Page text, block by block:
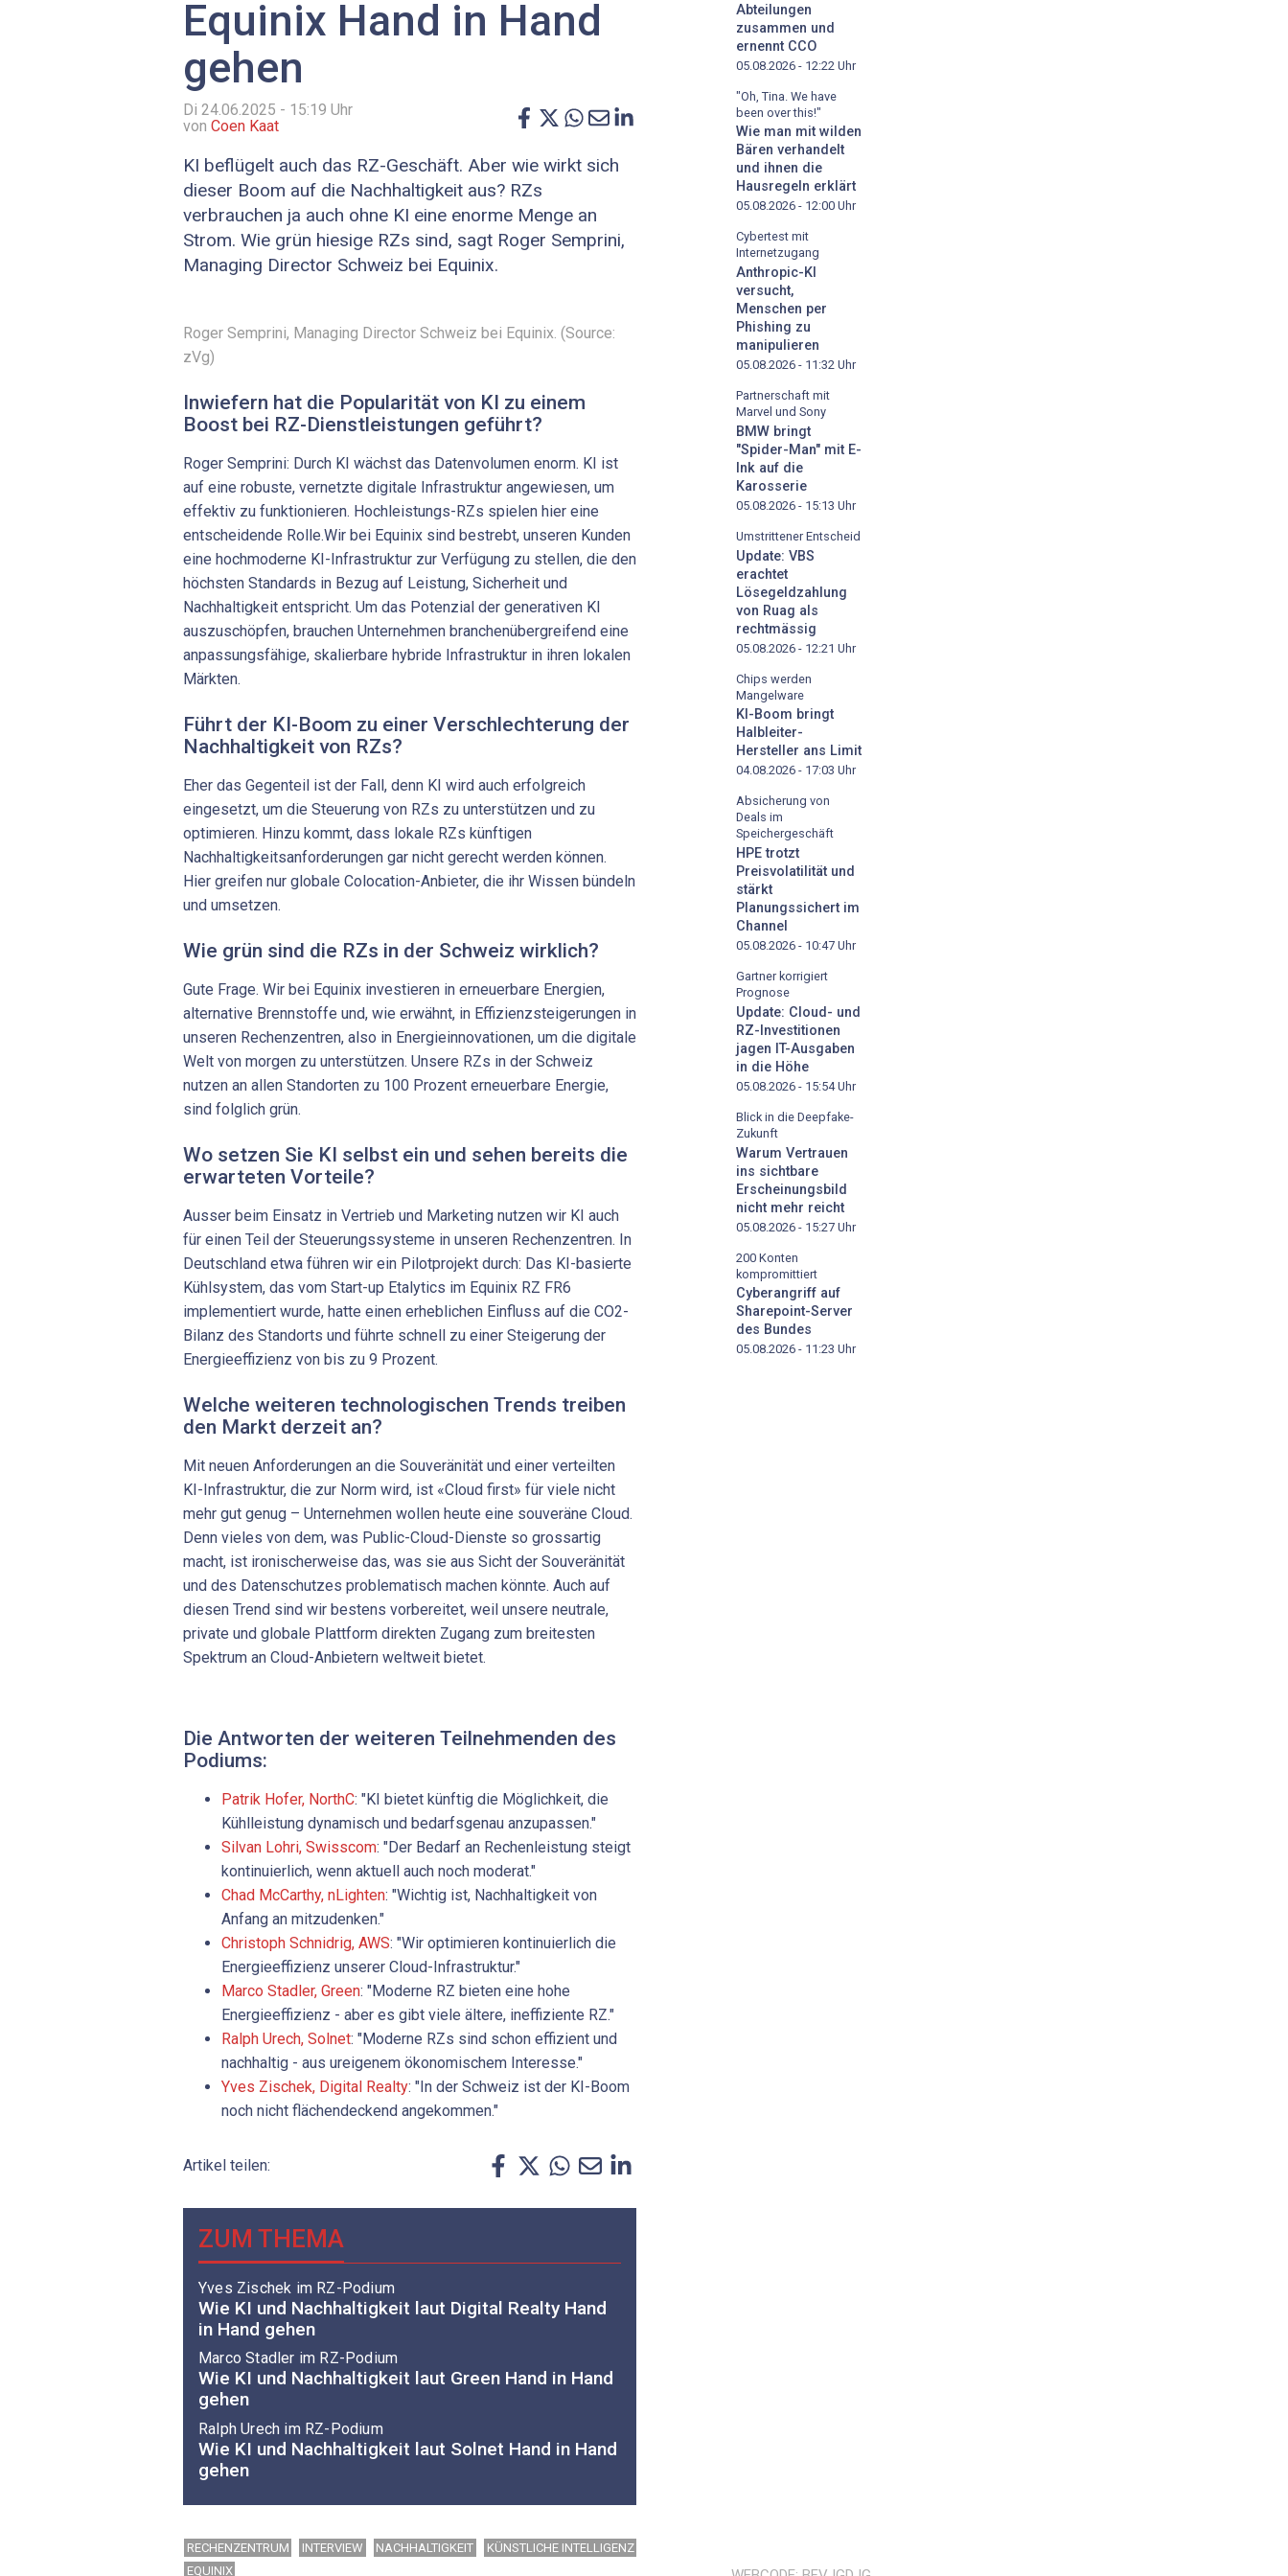
Equinix Hand in Hand
gehen
Di 24.06.2025 - 15:19 Uhr
von Coen Kaat
KI beflügelt auch das RZ-Geschäft. Aber wie wirkt sich
dieser Boom auf die Nachhaltigkeit aus? RZs
verbrauchen ja auch ohne KI eine enorme Menge an
Strom. Wie grün hiesige RZs sind, sagt Roger Semprini,
Managing ­Director Schweiz bei Equinix.
Roger Semprini, Managing ­Director Schweiz bei Equinix. (Source:
zVg)
Inwiefern hat die Popularität von KI zu einem
Boost bei ­RZ-Dienstleistungen geführt?
Roger Semprini: Durch KI wächst das Datenvolumen enorm. KI ist
auf eine robuste, vernetzte digitale Infrastruktur angewiesen, um
effektiv zu funktionieren. Hochleistungs-RZs spielen hier eine
entscheidende Rolle.Wir bei Equinix sind bestrebt, unseren Kunden
eine hochmoderne KI-In­frastruktur zur Verfügung zu stellen, die den
höchsten Standards in Bezug auf Leistung, Sicherheit und
Nachhaltigkeit entspricht. Um das Potenzial der generativen KI
auszuschöpfen, brauchen Unternehmen branchenübergreifend eine
anpassungsfähige, skalierbare hybride Infrastruktur in ihren lokalen
Märkten.
Führt der KI-Boom zu einer Verschlechterung der
Nachhaltigkeit von RZs?
Eher das Gegenteil ist der Fall, denn KI wird auch erfolgreich
eingesetzt, um die Steuerung von RZs zu unterstützen und zu
optimieren. Hinzu kommt, dass lokale RZs künftigen
Nachhaltigkeitsanforderungen gar nicht gerecht werden können.
Hier greifen nur globale Colocation-Anbieter, die ihr Wissen bündeln
und umsetzen.
Wie grün sind die RZs in der Schweiz wirklich?
Gute Frage. Wir bei Equinix investieren in erneuerbare Energien,
alternative Brennstoffe und, wie erwähnt, in Effizienzsteigerungen in
unseren Rechenzentren, also in Energieinnovationen, um die digitale
Welt von morgen zu unterstützen. Unsere RZs in der Schweiz
nutzen an allen Standorten zu 100 Prozent erneuerbare Energie,
sind folglich grün.
Wo setzen Sie KI selbst ein und sehen bereits die
erwarteten ­Vorteile?
Ausser beim Einsatz in Vertrieb und Marketing nutzen wir KI auch
für einen Teil der Steuerungssysteme in unseren Rechenzentren. In
Deutschland etwa führen wir ein Pilotprojekt durch: Das KI-basierte
Kühlsystem, das vom Start-up Etalytics im Equinix RZ FR6
implementiert wurde, hatte einen erheblichen Einfluss auf die CO2-
Bilanz des Standorts und führte schnell zu einer Steigerung der
Energieeffizienz von bis zu 9 Prozent.
Welche weiteren technologischen Trends treiben
den Markt derzeit an?
Mit neuen Anforderungen an die Souveränität und einer verteilten
KI-In­frastruktur, die zur Norm wird, ist «Cloud first» für viele nicht
mehr gut genug – Unternehmen wollen heute eine souveräne Cloud.
Denn vieles von dem, was Public-Cloud-Dienste so grossartig
macht, ist ironischerweise das, was sie aus Sicht der Souveränität
und des Datenschutzes problematisch machen könnte. Auch auf
diesen Trend sind wir bestens vorbereitet, weil unsere neutrale,
private und globale Plattform direkten Zugang zum breitesten
Spektrum an Cloud-Anbietern weltweit bietet.
Die Antworten der weiteren Teilnehmenden des
Podiums:
Patrik Hofer, NorthC: "KI bietet künftig die Möglichkeit, die
Kühlleistung dynamisch und bedarfsgenau anzupassen."
Silvan Lohri, Swisscom: "Der Bedarf an Rechenleistung steigt
kontinuierlich, wenn aktuell auch noch moderat."
Chad ­McCarthy, nLighten: "Wichtig ist, Nachhaltigkeit von
Anfang an mitzudenken."
Christoph Schnidrig, AWS: "Wir optimieren kontinuierlich die
Energieeffizienz unserer Cloud-Infrastruktur."
Marco ­Stadler, Green: "Moderne RZ bieten eine hohe
Energieeffizienz - aber es gibt viele ältere, ineffiziente RZ."
Ralph Urech, Solnet: "Moderne RZs sind schon effizient und
nachhaltig - aus ureigenem ökonomischem Interesse."
Yves ­Zischek, Digital Realty: "In der Schweiz ist der KI-Boom
noch nicht flächendeckend angekommen."
Artikel teilen:
ZUM THEMA
Yves ­Zischek im RZ-Podium
Wie KI und Nachhaltigkeit laut Digital Realty Hand
in Hand gehen
Marco ­Stadler im RZ-Podium
Wie KI und Nachhaltigkeit laut Green Hand in Hand
gehen
Ralph Urech im RZ-Podium
Wie KI und Nachhaltigkeit laut Solnet Hand in Hand
gehen
Abteilungen
zusammen und
ernennt CCO
05.08.2026 - 12:22 Uhr
"Oh, Tina. We have
been over this!"
Wie man mit wilden
Bären verhandelt
und ihnen die
Hausregeln erklärt
05.08.2026 - 12:00 Uhr
Cybertest mit
Internetzugang
Anthropic-KI
versucht,
Menschen per
Phishing zu
manipulieren
05.08.2026 - 11:32 Uhr
Partnerschaft mit
Marvel und Sony
BMW bringt
"Spider-Man" mit E-
Ink auf die
Karosserie
05.08.2026 - 15:13 Uhr
Umstrittener Entscheid
Update: VBS
erachtet
Lösegeldzahlung
von Ruag als
rechtmässig
05.08.2026 - 12:21 Uhr
Chips werden
Mangelware
KI-Boom bringt
Halbleiter-
Hersteller ans Limit
04.08.2026 - 17:03 Uhr
Absicherung von
Deals im
Speichergeschäft
HPE trotzt
Preisvolatilität und
stärkt
Planungssichert im
Channel
05.08.2026 - 10:47 Uhr
Gartner korrigiert
Prognose
Update: Cloud- und
RZ-Investitionen
jagen IT-Ausgaben
in die Höhe
05.08.2026 - 15:54Uhr
Blick in die Deepfake-
Zukunft
Warum Vertrauen
ins sichtbare
Erscheinungsbild
nicht mehr reicht
05.08.2026 - 15:27 Uhr
200 Konten
kompromittiert
Cyberangriff auf
Sharepoint-Server
des Bundes
05.08.2026 - 11:23 Uhr
RECHENZENTRUM INTERVIEW NACHHALTIGKEIT
KÜNSTLICHE INTELLIGENZ
EQUINIX